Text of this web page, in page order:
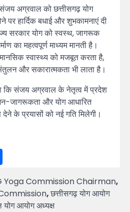
अग्रवाल को छत्तीसगढ़ योग
पर हार्दिक बधाई और शुभकामनाएं दी
सरकार योग को स्वस्थ, जागरूक
का महत्वपूर्ण माध्यम मानती है।
स्वास्थ्य को मजबूत करता है,
और सकारात्मकता भी लाता है।
कि संजय अग्रवाल के नेतृत्व में प्रदेश
जागरूकता और योग आधारित
के प्रयासों को नई गति मिलेगी।
Yoga Commission Chairman,
,छत्तीसगढ़ योग आयोग
आयोग अध्यक्ष